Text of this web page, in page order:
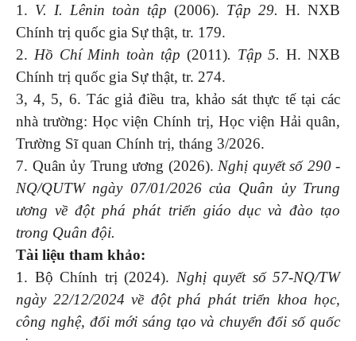
1. V. I. Lênin toàn tập (2006). Tập 29. H. NXB
Chính trị quốc gia Sự thật, tr. 179.
2. Hồ Chí Minh toàn tập (2011). Tập 5. H. NXB
Chính trị quốc gia Sự thật, tr. 274.
3, 4, 5, 6. Tác giả điều tra, khảo sát thực tế tại các
nhà trường: Học viện Chính trị, Học viện Hải quân,
Trường Sĩ quan Chính trị, tháng 3/2026.
7. Quân ủy Trung ương (2026). Nghị quyết số 290 -
NQ/QUTW ngày 07/01/2026 của Quân ủy Trung
ương về đột phá phát triển giáo dục và đào tạo
trong Quân đội.
Tài liệu tham khảo:
1. Bộ Chính trị (2024). Nghị quyết số 57-NQ/TW
ngày 22/12/2024 về đột phá phát triển khoa học,
công nghệ, đổi mới sáng tạo và chuyển đổi số quốc